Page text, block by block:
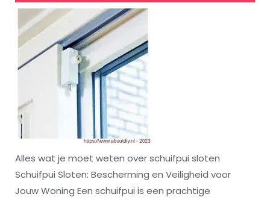
Alles wat je moet weten over schuifpui sloten
Schuifpui Sloten: Bescherming en Veiligheid voor
Jouw Woning Een schuifpui is een prachtige